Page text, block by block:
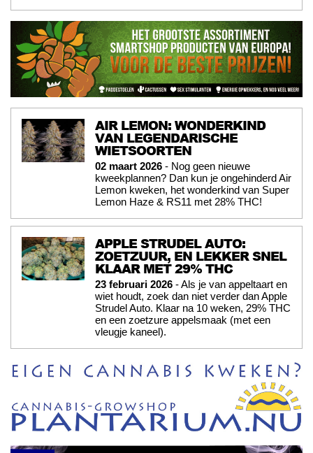
AIR LEMON: WONDERKIND
VAN LEGENDARISCHE
WIETSOORTEN
02 maart 2026 - Nog geen nieuwe
kweekplannen? Dan kun je ongehinderd Air
Lemon kweken, het wonderkind van Super
Lemon Haze & RS11 met 28% THC!
APPLE STRUDEL AUTO:
ZOETZUUR, EN LEKKER SNEL
KLAAR MET 29% THC
23 februari 2026 - Als je van appeltaart en
wiet houdt, zoek dan niet verder dan Apple
Strudel Auto. Klaar na 10 weken, 29% THC
en een zoetzure appelsmaak (met een
vleugje kaneel).